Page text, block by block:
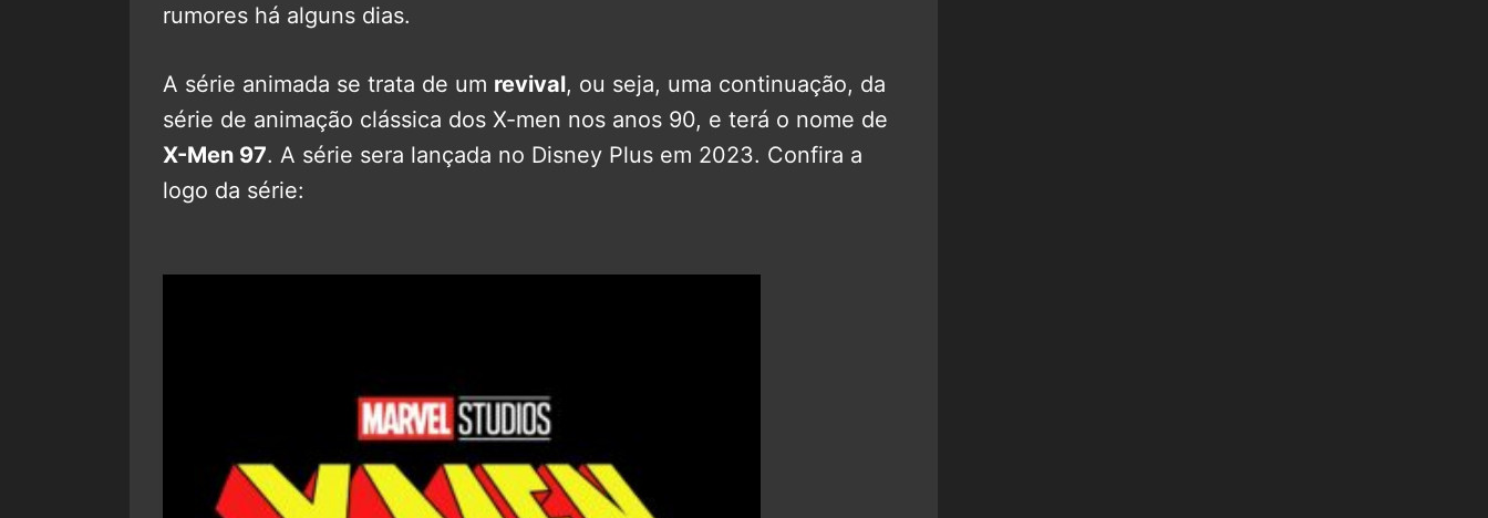
rumores há alguns dias.
A série animada se trata de um revival, ou seja, uma continuação, da
série de animação clássica dos X-men nos anos 90, e terá o nome de
X-Men 97. A série sera lançada no Disney Plus em 2023. Confira a
logo da série: